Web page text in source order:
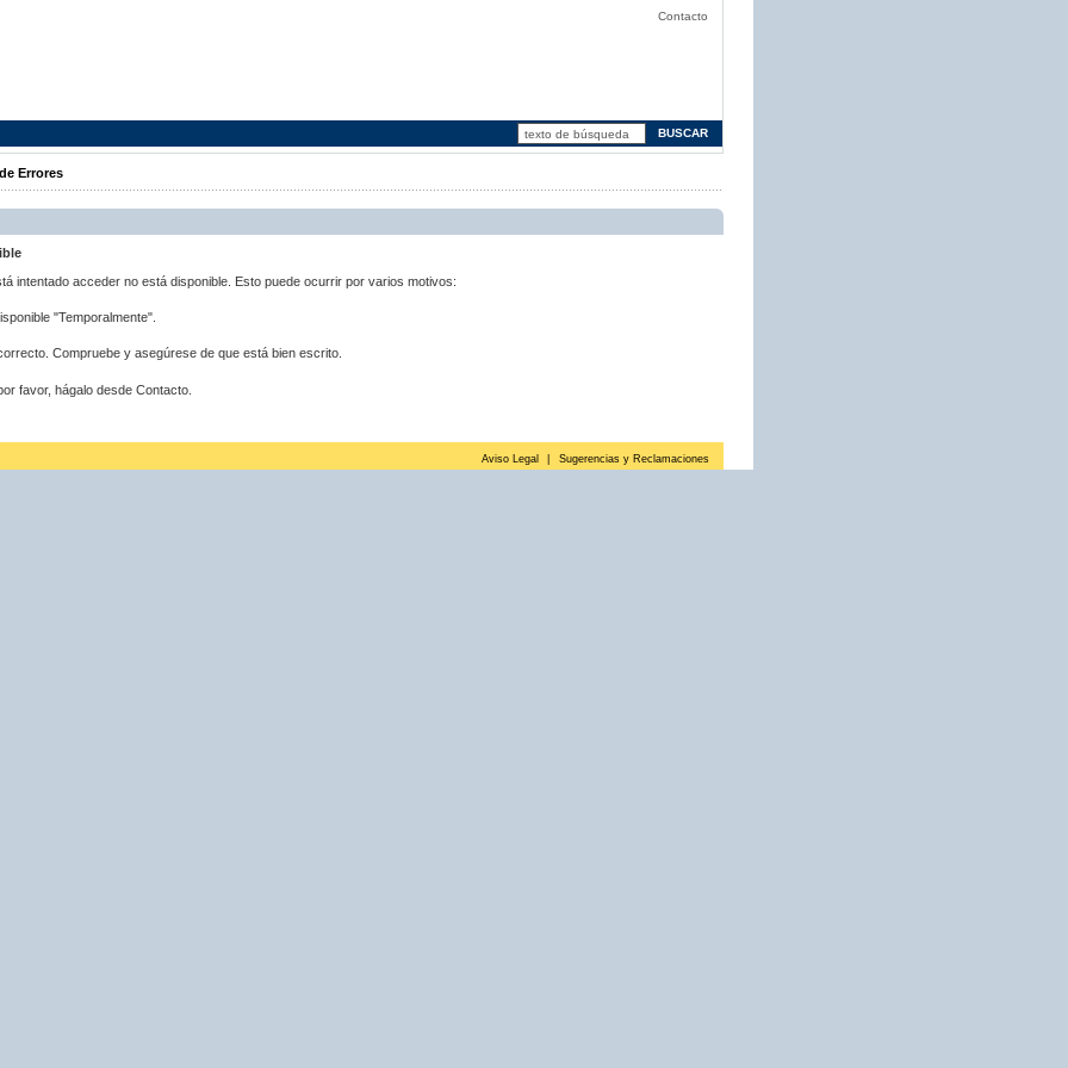
Contacto
Errores
intentado acceder no está disponible. Esto puede ocurrir por varios motivos:
"Temporalmente".
Compruebe y asegúrese de que está bien escrito.
favor, hágalo desde Contacto.
Aviso Legal Sugerencias y Reclamaciones